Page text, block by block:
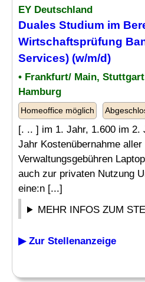
EY Deutschland
Duales Studium im
Wirtschaftsprüfung
Services) (w/m/d)
• Frankfurt/ Main,
Hamburg
Homeoffice möglich
[. .. ] im 1. Jahr, 1.600 im 2.
Jahr Kostenübernahme aller
Verwaltungsgebühren
auch zur privaten Nutzung
eine:n [...]
MEHR INFOS ZUM
▶ Zur Stellenanzeige